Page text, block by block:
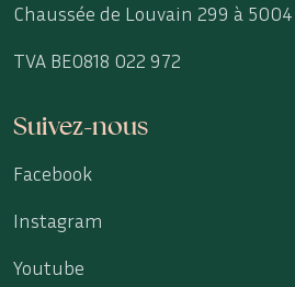
Chaussée de Louvain 299 à
TVA BE0818 022 972
Suivez-nous
Facebook
Instagram
Youtube